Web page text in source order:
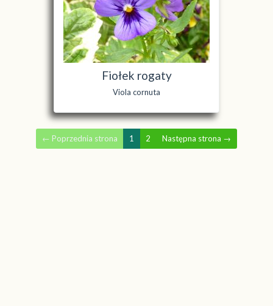
Fiołek rogaty
Viola cornuta
← Poprzednia strona 1 2 Następna strona →